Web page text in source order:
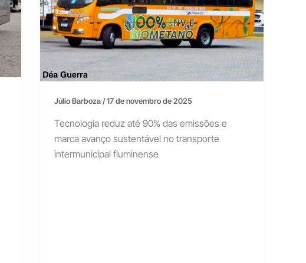
Júlio Barboza/17 de novembro de 2025
Tecnologia reduz até 90% das emissões e
marca avanço sustentável no transporte
intermunicipal fluminense